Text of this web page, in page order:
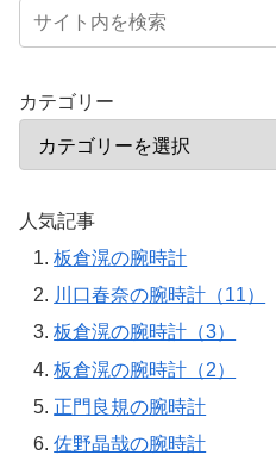
カテゴリー
人気記事
板倉滉の腕時計
川口春奈の腕時計（11）
板倉滉の腕時計（3）
板倉滉の腕時計（2）
正門良規の腕時計
佐野晶哉の腕時計